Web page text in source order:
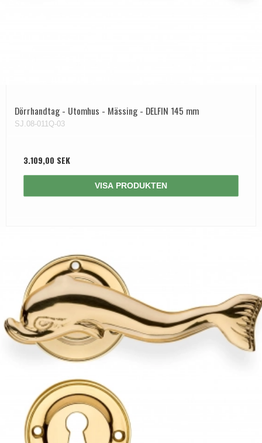
Dörrhandtag - Utomhus - Mässing - DELFIN 145 mm
SJ.08-011Q-03
3.109,00 SEK
VISA PRODUKTEN